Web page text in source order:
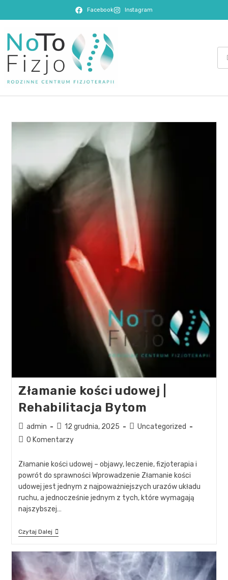
Facebook Instagram
Złamanie kości udowej |
Rehabilitacja Bytom
admin 12 grudnia, 2025
Uncategorized
0 Komentarzy
Złamanie kości udowej – objawy, leczenie, fizjoterapia i
powrót do sprawności Wprowadzenie Złamanie kości
udowej jest jednym z najpoważniejszych urazów układu
ruchu, a jednocześnie jednym z tych, które wymagają
najszybszej…
Czytaj Dalej